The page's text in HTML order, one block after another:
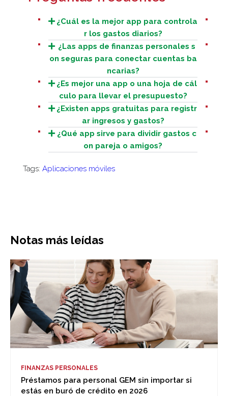
¿Cuál es la mejor app para controla
r los gastos diarios?
¿Las apps de finanzas personales s
on seguras para conectar cuentas ba
ncarias?
¿Es mejor una app o una hoja de cál
culo para llevar el presupuesto?
¿Existen apps gratuitas para registr
ar ingresos y gastos?
¿Qué app sirve para dividir gastos c
on pareja o amigos?
Tags: Aplicaciones móviles
Notas más leídas
FINANZAS PERSONALES
Préstamos para personal GEM sin importar si
estás en buró de crédito en 2026